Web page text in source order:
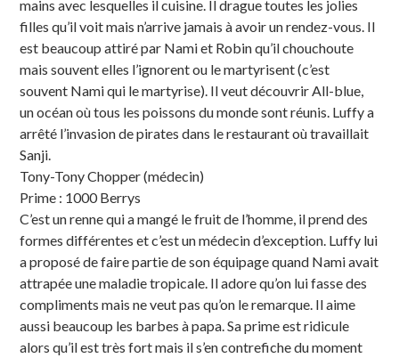
mains avec lesquelles il cuisine. Il drague toutes les jolies
filles qu’il voit mais n’arrive jamais à avoir un rendez-vous. Il
est beaucoup attiré par Nami et Robin qu’il chouchoute
mais souvent elles l’ignorent ou le martyrisent (c’est
souvent Nami qui le martyrise). Il veut découvrir All-blue,
un océan où tous les poissons du monde sont réunis. Luffy a
arrêté l’invasion de pirates dans le restaurant où travaillait
Sanji.
Tony-Tony Chopper (médecin)
Prime : 1000 Berrys
C’est un renne qui a mangé le fruit de l’homme, il prend des
formes différentes et c’est un médecin d’exception. Luffy lui
a proposé de faire partie de son équipage quand Nami avait
attrapée une maladie tropicale. Il adore qu’on lui fasse des
compliments mais ne veut pas qu’on le remarque. Il aime
aussi beaucoup les barbes à papa. Sa prime est ridicule
alors qu’il est très fort mais il s’en contrefiche du moment